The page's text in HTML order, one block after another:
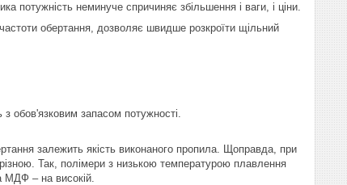
потужність неминуче спричиняє збільшення і ваги, і ціни.
обертання, дозволяє швидше розкроїти щільний
обов'язковим запасом потужності.
залежить якість виконаного пропила. Щоправда, при
Так, полімери з низькою температурою плавлення
МДФ – на високій.